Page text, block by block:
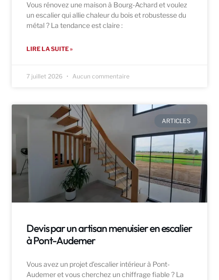
Vous rénovez une maison à Bourg-Achard et voulez
un escalier qui allie chaleur du bois et robustesse du
métal ? La tendance est claire :
LIRE LA SUITE »
7 juillet 2026 Aucun commentaire
ARTICLES
Devis par un artisan menuisier en escalier
à Pont-Audemer
Vous avez un projet d’escalier intérieur à Pont-
Audemer et vous cherchez un chiffrage fiable ? La